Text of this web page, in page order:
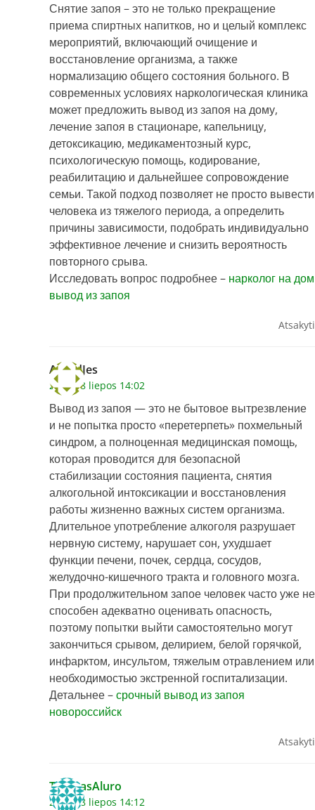
Снятие запоя – это не только прекращение
приема спиртных напитков, но и целый комплекс
мероприятий, включающий очищение и
восстановление организма, а также
нормализацию общего состояния больного. В
современных условиях наркологическая клиника
может предложить вывод из запоя на дому,
лечение запоя в стационаре, капельницу,
детоксикацию, медикаментозный курс,
психологическую помощь, кодирование,
реабилитацию и дальнейшее сопровождение
семьи. Такой подход позволяет не просто вывести
человека из тяжелого периода, а определить
причины зависимости, подобрать индивидуально
эффективное лечение и снизить вероятность
повторного срыва.
Исследовать вопрос подробнее – нарколог на дом
вывод из запоя
Atsakyti
AlfredJes
2026 28 liepos 14:02
Вывод из запоя — это не бытовое вытрезвление
и не попытка просто «перетерпеть» похмельный
синдром, а полноценная медицинская помощь,
которая проводится для безопасной
стабилизации состояния пациента, снятия
алкогольной интоксикации и восстановления
работы жизненно важных систем организма.
Длительное употребление алкоголя разрушает
нервную систему, нарушает сон, ухудшает
функции печени, почек, сердца, сосудов,
желудочно-кишечного тракта и головного мозга.
При продолжительном запое человек часто уже не
способен адекватно оценивать опасность,
поэтому попытки выйти самостоятельно могут
закончиться срывом, делирием, белой горячкой,
инфарктом, инсультом, тяжелым отравлением или
необходимостью экстренной госпитализации.
Детальнее –срочный вывод из запоя
новороссийск
Atsakyti
ThomasAluro
2026 28 liepos 14:12